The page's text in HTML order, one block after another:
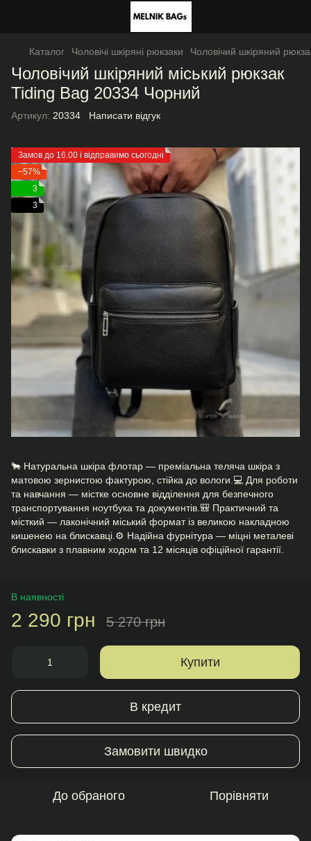
Каталог Чоловічі шкіряні рюкзаки Чоловічий шкіряний
Чоловічий шкіряний міський рюкзак
Tiding Bag 20334 Чорний
Артикул: 20334 Написати відгук
Замов до 16.00 і відправимо сьогодні
−57%
3
3
🐂 Натуральна шкіра флотар — преміальна теляча шкіра з
матовою зернистою фактурою, стійка до вологи.💻 Для роботи
та навчання — містке основне відділення для безпечного
транспортування ноутбука та документів.🎒 Практичний та
місткий — лаконічний міський формат із великою накладною
кишенею на блискавці.⚙️ Надійна фурнітура — міцні металеві
блискавки з плавним ходом та 12 місяців офіційної гарантії.
В наявності
2 290 грн 5 270 грн
Купити
В кредит
Замовити швидко
До обраного Порівняти